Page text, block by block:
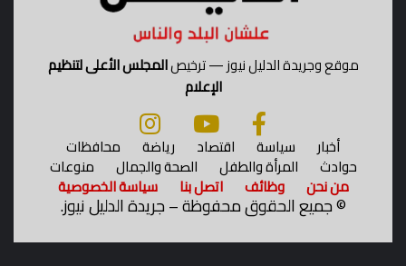
موقع وجريدة الدليل نيوز — ترخيصالمجلس الأعلى لتنظيم
الإعلام
أخبار سياسة اقتصاد رياضة محافظات
حوادث المرأة والطفل الصحة والجمال منوعات
من نحن وظائف اتصل بنا سياسة الخصوصية
©جميع الحقوق محفوظة – جريدة الدليل نيوز.